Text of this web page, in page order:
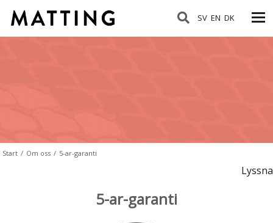
SV EN DK
Start / Om oss / 5-ar-garanti
Lyssna
5-ar-garanti